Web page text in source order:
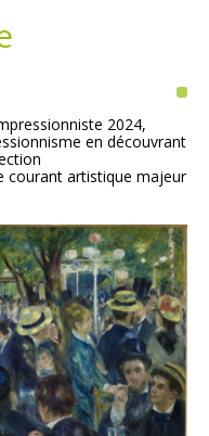
2024,
en découvrant
courant artistique majeur